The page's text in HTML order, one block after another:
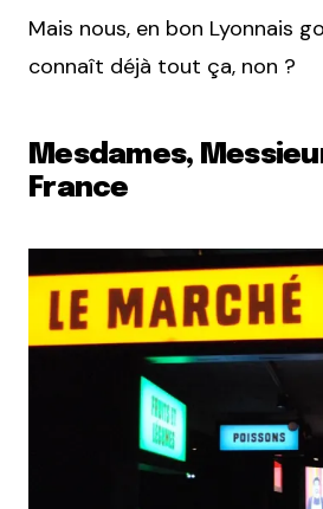
Mais nous, en bon Lyonnais
connaît déjà tout ça, non ?
Mesdames,
France